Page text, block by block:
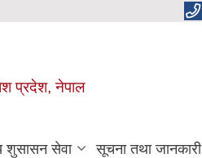
प्रदेश, नेपाल
शुसासन सेवा सूचना तथा जानकारी